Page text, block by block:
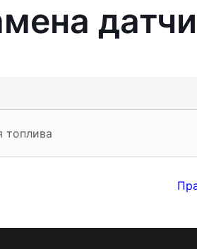
топлива